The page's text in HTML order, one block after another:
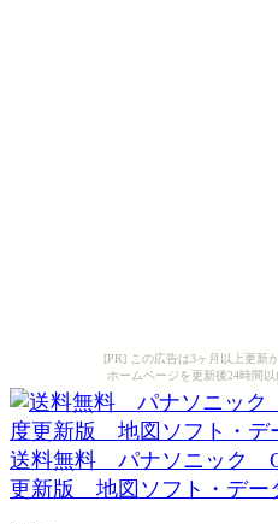
[PR] この広告は3ヶ月以上更新
ホームページを更新後24時間
送料無料 パナソニック
更新版 地図ソフト・デー